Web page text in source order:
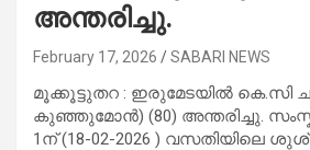
അന്തരിച്ചു.
February 17, 2026 SABARI NEWS
മൂക്കൂട്ടുതറ : ഇരുമേടയിൽ കെ.സി
കുഞ്ഞുമോൻ) (80) അന്തരിച്ചു.
1ന് (18-02-2026 ) വസതിയിലെ